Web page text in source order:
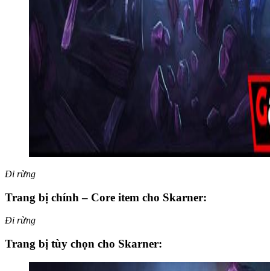
Đi rừng
Trang bị chính – Core item cho Skarner:
Đi rừng
Trang bị tùy chọn cho Skarner: